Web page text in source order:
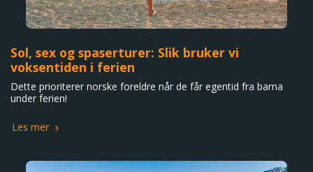
Sol, sex og spaserturer: Slik bruker vi
voksentiden i ferien
Dette prioriterer norske foreldre når de får egentid fra barna
under ferien!
Les mer